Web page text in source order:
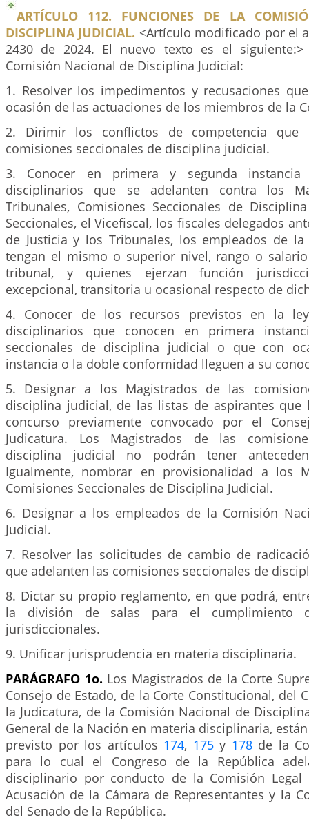
ARTÍCULO 112. FUNCIONES DE LA
DISCIPLINA JUDICIAL. <Artículo modificado por el
2430 de 2024. El nuevo texto es el
Comisión Nacional de Disciplina Judicial:
1. Resolver los impedimentos y recusaciones
ocasión de las actuaciones de los miembros de la
2. Dirimir los conflictos de competencia que
comisiones seccionales de disciplina judicial.
3. Conocer en primera y segunda
disciplinarios que se adelanten contra los
Tribunales, Comisiones Seccionales de
Seccionales, el Vicefiscal, los fiscales delegados
de Justicia y los Tribunales, los empleados de la
tengan el mismo o superior nivel, rango o
tribunal, y quienes ejerzan función
excepcional, transitoria u ocasional respecto de
4. Conocer de los recursos previstos en la
disciplinarios que conocen en primera
seccionales de disciplina judicial o que con
instancia o la doble conformidad lleguen a su
5. Designar a los Magistrados de las
disciplina judicial, de las listas de aspirantes que
concurso previamente convocado por el
Judicatura. Los Magistrados de las
disciplina judicial no podrán tener
Igualmente, nombrar en provisionalidad a los
Comisiones Seccionales de Disciplina Judicial.
6. Designar a los empleados de la Comisión
Judicial.
7. Resolver las solicitudes de cambio de
que adelanten las comisiones seccionales de
8. Dictar su propio reglamento, en que podrá,
la división de salas para el cumplimiento
jurisdiccionales.
9. Unificar jurisprudencia en materia disciplinaria.
PARÁGRAFO 1o. Los Magistrados de la Corte
Consejo de Estado, de la Corte Constitucional, del
la Judicatura, de la Comisión Nacional de
General de la Nación en materia disciplinaria,
previsto por los artículos 174, 175y 178de la
para lo cual el Congreso de la República
disciplinario por conducto de la Comisión Legal
Acusación de la Cámara de Representantes y la
del Senado de la República.